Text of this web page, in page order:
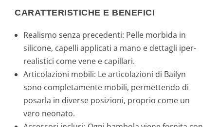
CARATTERISTICHE E BENEFICI
Realismo senza precedenti: Pelle morbida in
silicone, capelli applicati a mano e dettagli iper-
realistici come vene e capillari.
Articolazioni mobili: Le articolazioni di Bailyn
sono completamente mobili, permettendo di
posarla in diverse posizioni, proprio come un
vero neonato.